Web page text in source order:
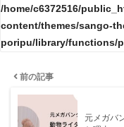
/home/c6372516/
content/themes/sango-
poripu/library/functions/
前の記事
元メガバ